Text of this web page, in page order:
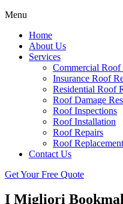
Menu
Home
About Us
Services
Commercial Roof
Insurance Roof
Residential Roof
Roof Damage
Roof Inspections
Roof Installation
Roof Repairs
Roof Replacement
Contact Us
Get Your Free Quote
I Migliori